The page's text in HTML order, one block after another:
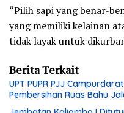
“Pilih sapi yang benar-
yang memiliki kelainan
tidak layak untuk
Berita Terkait
UPT PUPR PJJ
Pembersihan Ruas Bahu